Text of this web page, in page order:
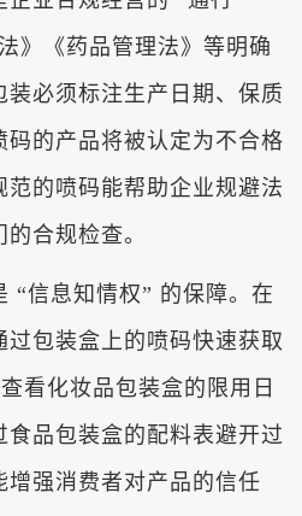
》《药品管理法》等明确
必须标注生产日期、保质
的产品将被认定为不合格
的喷码能帮助企业规避法
合规检查。
“信息知情权” 的保障。在
包装盒上的喷码快速获取
看化妆品包装盒的限用日
品包装盒的配料表避开过
强消费者对产品的信任